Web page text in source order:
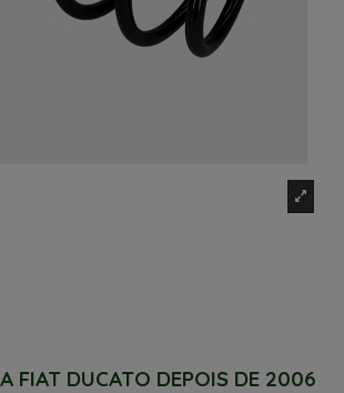
FIAT DUCATO DEPOIS DE 2006